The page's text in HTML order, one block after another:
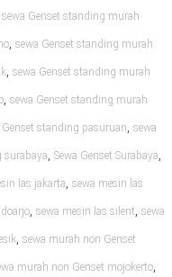
sewa Genset standing murah
, sewa Genset standing murah
, sewa Genset standing murah
, sewa Genset standing murah
Genset standing pasuruan, sewa
surabaya, Sewa Genset Surabaya,
las jakarta, sewa mesin las
, sewa mesin las silent, sewa
, sewa murah non Genset
murah non Genset mojokerto,